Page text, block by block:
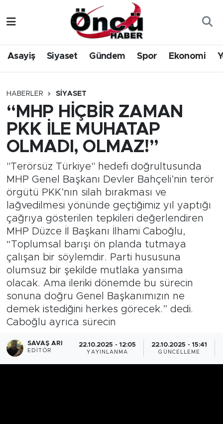
Asayiş Siyaset Gündem Spor Ekonomi
HABERLER SIYASET
“MHP HİÇBİR ZAMAN
PKK İLE MUHATAP
OLMADI, OLMAZ!”
"Terörsüz Türkiye" hedefi doğrultusunda
MHP Genel Başkanı Devler Bahçeli’nin terör
örgütü PKK’nın silah bırakması ve
lağvedilmesi yönünde geçtiğimiz yıl yaptığı
çağrıya gösterilen tepkileri değerlendiren
MHP Düzce İl Başkanı İlhami Caboğlu,
“Toplumsal barışı ön planda tutmaya
çalışan bir söylemdir. Parti hususuna
olumsuz bir şekilde mutlaka yansıma
olacak. Ama ileriki dönemde bu sürecin
sonuna doğru Genel Başkanımızın ne
demek istediğini herkes görecek.” dedi.
Caboğlu ayrıca sürecin
SAVAŞ ARI
EDITÖR
22.10.2025 - 12:05
YAYINLANMA
22.10.2025 - 15:41
GÜNCELLEME
Gündem
Sağlık & Çevre
Spor
Siyaset
Yerel Haber
Öncü Radyo Dinle
Öncü TV İzle
Düzce Nöbetçi Eczaneler
Düzce Hava Durumu
Düzce Namaz Vakitleri
Düzce Trafik Yoğunluk Haritası
Süper Lig Puan Durumu ve Fikstür
Tüm Manşetler
Son Dakika Haberleri
Haber Arşivi